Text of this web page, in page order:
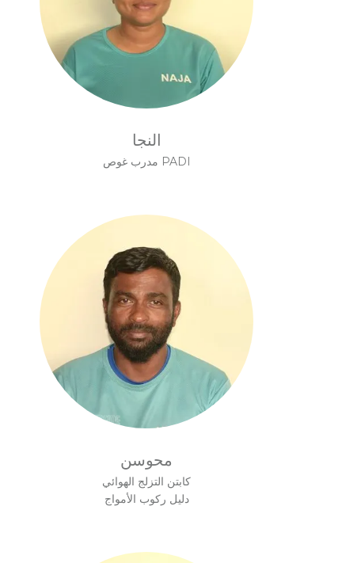
النجا
مدرب غوص PADI
محوسن
كابتن التزلج الهوائي
دليل ركوب الأمواج